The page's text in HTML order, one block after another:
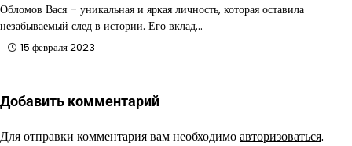
Обломов Вася – уникальная и яркая личность, которая оставила
незабываемый след в истории. Его вклад…
15 февраля 2023
Добавить комментарий
Для отправки комментария вам необходимоавторизоваться.